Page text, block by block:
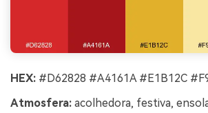
HEX: #D62828 #A4161A #E1B12C
Atmosfera: acolhedora, festiva,